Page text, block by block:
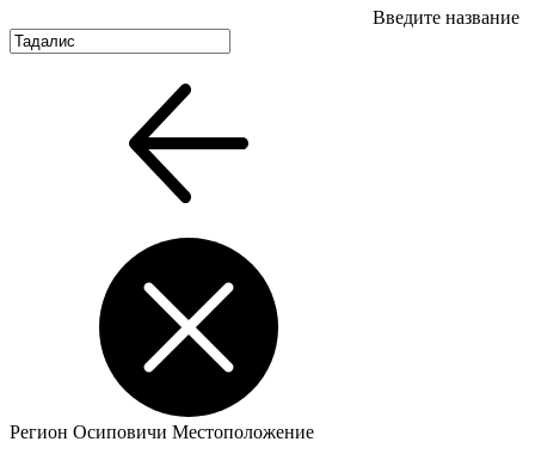
Введите название
Регион Осиповичи Местоположение